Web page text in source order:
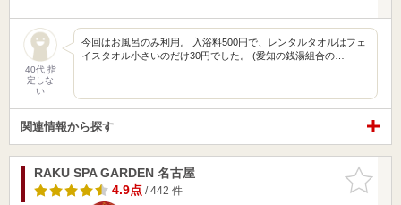
40代 指
定しな
い
今回はお風呂のみ利用。 入浴料500円で、レンタルタオルはフェ
イスタオル小さいのだけ30円でした。 (愛知の銭湯組合の…
関連情報から探す
お気に入
りに追加
RAKU SPA GARDEN 名古屋
4.9点/ 442 件